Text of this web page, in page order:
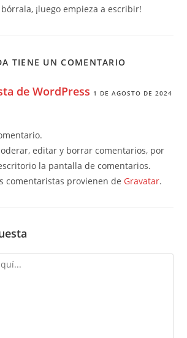
¡luego empieza a escribir!
TIENE UN COMENTARIO
de WordPress 1 DE AGOSTO DE 2024
editar y borrar comentarios, por
la pantalla de comentarios.
comentaristas provienen de Gravatar.